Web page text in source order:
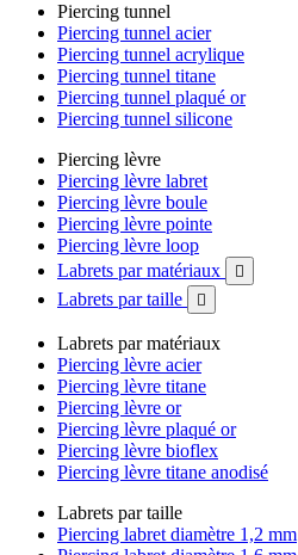
Piercing tunnel
Piercing tunnel acier
Piercing tunnel acrylique
Piercing tunnel titane
Piercing tunnel plaqué or
Piercing tunnel silicone
Piercing lèvre
Piercing lèvre labret
Piercing lèvre boule
Piercing lèvre pointe
Piercing lèvre loop
Labrets par matériaux

Labrets par taille 
Labrets par matériaux
Piercing lèvre acier
Piercing lèvre titane
Piercing lèvre or
Piercing lèvre plaqué or
Piercing lèvre bioflex
Piercing lèvre titane anodisé
Labrets par taille
Piercing labret diamètre 1,2 mm